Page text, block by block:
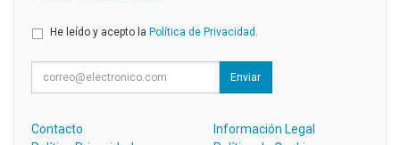
He leído y acepto la Política de Privacidad .
Enviar
Contacto
Información Legal